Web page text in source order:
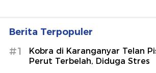
Berita Terpopuler
#1
Kobra di Karanganyar Telan
Perut Terbelah, Diduga Stres